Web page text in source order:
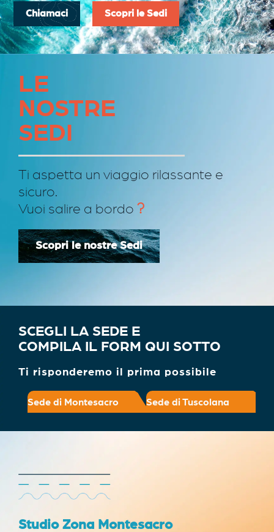
Chiamaci Scopri le Sedi
LE
NOSTRE
SEDI
Ti aspetta un viaggio rilassante e
sicuro.
Vuoi salire a bordo ?
Scopri le nostre Sedi
SCEGLI LA SEDE E
COMPILA IL FORM QUI SOTTO
Ti risponderemo il prima possibile
Sede di Montesacro Sede di Tuscolana
Studio Zona Montesacro